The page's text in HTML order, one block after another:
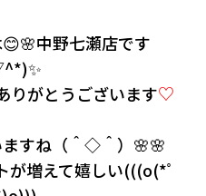
ご購入者サポート
アフターサポート
会社情報
中野七瀬店です
りがとうございます♡
すね（＾◇＾）🌸🌸
が増えて嬉しい(((o(*ﾟ